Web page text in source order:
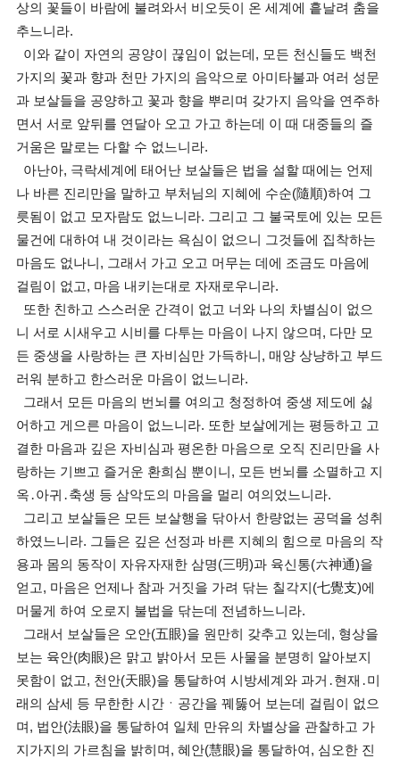
상의 꽃들이 바람에 불려와서 비오듯이 온 세계에 흩날려 춤을
추느니라.
이와 같이 자연의 공양이 끊임이 없는데, 모든 천신들도 백천
가지의 꽃과 향과 천만 가지의 음악으로 아미타불과 여러 성문
과 보살들을 공양하고 꽃과 향을 뿌리며 갖가지 음악을 연주하
면서 서로 앞뒤를 연달아 오고 가고 하는데 이 때 대중들의 즐
거움은 말로는 다할 수 없느니라.
아난아, 극락세계에 태어난 보살들은 법을 설할 때에는 언제
나 바른 진리만을 말하고 부처님의 지혜에 수순(隨順)하여 그
릇됨이 없고 모자람도 없느니라. 그리고 그 불국토에 있는 모든
물건에 대하여 내 것이라는 욕심이 없으니 그것들에 집착하는
마음도 없나니, 그래서 가고 오고 머무는 데에 조금도 마음에
걸림이 없고, 마음 내키는대로 자재로우니라.
또한 친하고 스스러운 간격이 없고 너와 나의 차별심이 없으
니 서로 시새우고 시비를 다투는 마음이 나지 않으며, 다만 모
든 중생을 사랑하는 큰 자비심만 가득하니, 매양 상냥하고 부드
러워 분하고 한스러운 마음이 없느니라.
그래서 모든 마음의 번뇌를 여의고 청정하여 중생 제도에 싫
어하고 게으른 마음이 없느니라. 또한 보살에게는 평등하고 고
결한 마음과 깊은 자비심과 평온한 마음으로 오직 진리만을 사
랑하는 기쁘고 즐거운 환희심 뿐이니, 모든 번뇌를 소멸하고 지
옥․아귀․축생 등 삼악도의 마음을 멀리 여의었느니라.
그리고 보살들은 모든 보살행을 닦아서 한량없는 공덕을 성취
하였느니라. 그들은 깊은 선정과 바른 지혜의 힘으로 마음의 작
용과 몸의 동작이 자유자재한 삼명(三明)과 육신통(六神通)을
얻고, 마음은 언제나 참과 거짓을 가려 닦는 칠각지(七覺支)에
머물게 하여 오로지 불법을 닦는데 전념하느니라.
그래서 보살들은 오안(五眼)을 원만히 갖추고 있는데, 형상을
보는 육안(肉眼)은 맑고 밝아서 모든 사물을 분명히 알아보지
못함이 없고, 천안(天眼)을 통달하여 시방세계와 과거․현재․미
래의 삼세 등 무한한 시간ㆍ공간을 꿰뚫어 보는데 걸림이 없으
며, 법안(法眼)을 통달하여 일체 만유의 차별상을 관찰하고 가
지가지의 가르침을 밝히며, 혜안(慧眼)을 통달하여, 심오한 진